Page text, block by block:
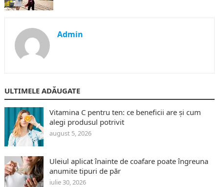
Admin
ULTIMELE ADĂUGATE
Vitamina C pentru ten: ce beneficii are și cum
alegi produsul potrivit
august 5, 2026
Uleiul aplicat înainte de coafare poate îngreuna
anumite tipuri de păr
iulie 30, 2026